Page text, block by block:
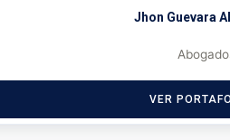
Jhon Guevara
VER